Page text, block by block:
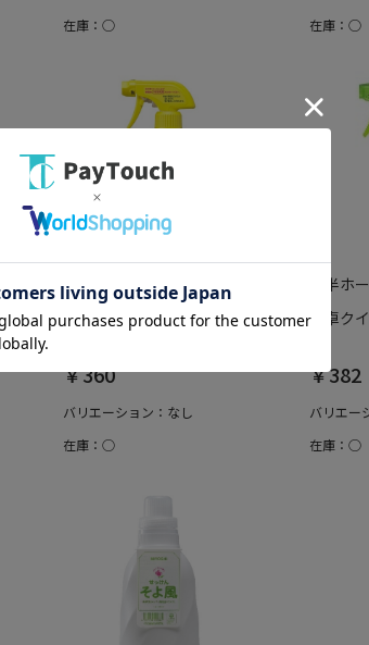
在庫：○
在庫：○
綿半ホームエイド
ワイドハイターEX ガンコな
￥360
バリエーション：なし
在庫：○
綿半ホ
食卓ク
￥382
バリエー
在庫：○